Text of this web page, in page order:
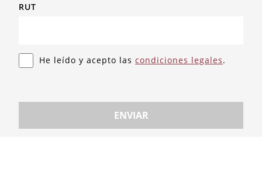
RUT
He leído y acepto las condiciones legales.
ENVIAR